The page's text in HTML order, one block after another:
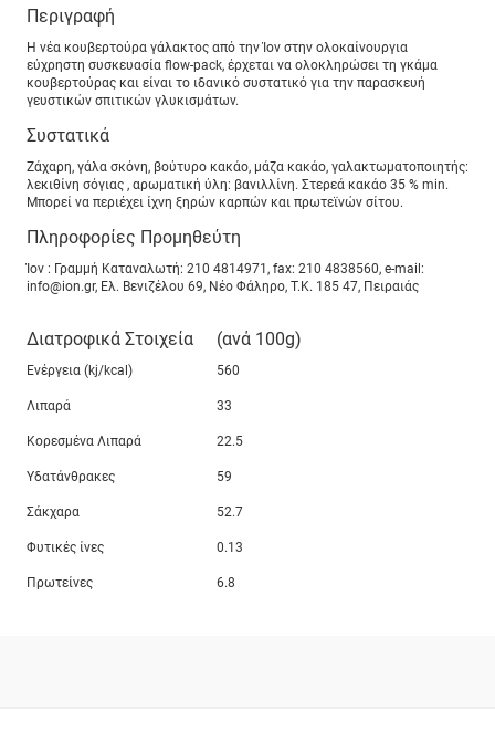
Περιγραφή
Η νέα κουβερτούρα γάλακτος από την Ίον στην ολοκαίνουργια
εύχρηστη συσκευασία flow-pack, έρχεται να ολοκληρώσει τη γκάμα
κουβερτούρας και είναι το ιδανικό συστατικό για την παρασκευή
γευστικών σπιτικών γλυκισμάτων.
Συστατικά
Ζάχαρη, γάλα σκόνη, βούτυρο κακάο, μάζα κακάο, γαλακτωματοποιητής:
λεκιθίνη σόγιας , αρωματική ύλη: βανιλλίνη. Στερεά κακάο 35 % min.
Μπορεί να περιέχει ίχνη ξηρών καρπών και πρωτεϊνών σίτου.
Πληροφορίες Προμηθεύτη
Ίον : Γραμμή Καταναλωτή: 210 4814971, fax: 210 4838560, e-mail:
info@ion.gr, Ελ. Βενιζέλου 69, Νέο Φάληρο, Τ.Κ. 185 47, Πειραιάς
Διατροφικά Στοιχεία (ανά 100g)
Ενέργεια (kj/kcal) 560
Λιπαρά 33
Κορεσμένα Λιπαρά 22.5
Υδατάνθρακες 59
Σάκχαρα 52.7
Φυτικές ίνες 0.13
Πρωτείνες 6.8